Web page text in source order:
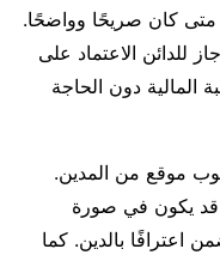
متى كان صريحًا وواضحًا.
للدائن الاعتماد على
المالية دون الحاجة
موقع من المدين.
قد يكون في صورة
اعترافًا بالدين. كما